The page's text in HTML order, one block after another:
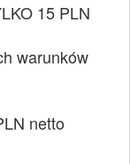
15 PLN
warunków
netto